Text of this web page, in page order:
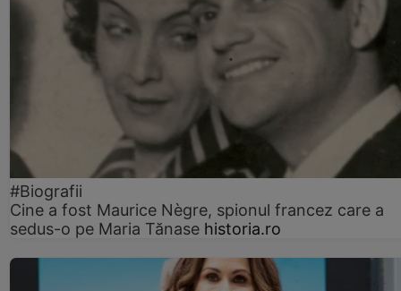
#Biografii
Cine a fost Maurice Nègre, spionul francez care a
sedus-o pe Maria Tănase historia.ro